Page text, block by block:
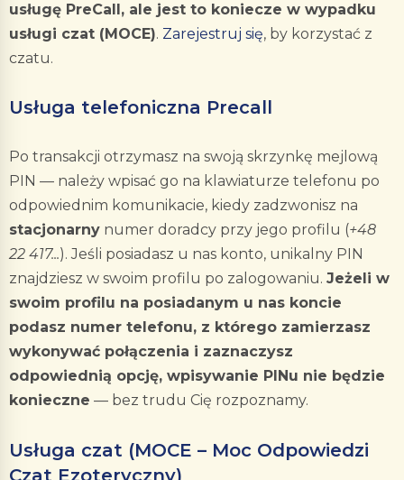
usługę PreCall, ale jest to koniecze w wypadku
usługi czat (MOCE). Zarejestruj się, by korzystać z
czatu.
Usługa telefoniczna Precall
Po transakcji otrzymasz na swoją skrzynkę mejlową
PIN — należy wpisać go na klawiaturze telefonu po
odpowiednim komunikacie, kiedy zadzwonisz na
stacjonarny numer doradcy przy jego profilu (+48
22 417...). Jeśli posiadasz u nas konto, unikalny PIN
znajdziesz w swoim profilu po zalogowaniu. Jeżeli w
swoim profilu na posiadanym u nas koncie
podasz numer telefonu, z którego zamierzasz
wykonywać połączenia i zaznaczysz
odpowiednią opcję, wpisywanie PINu nie będzie
konieczne — bez trudu Cię rozpoznamy.
Usługa czat (MOCE – Moc Odpowiedzi
Czat Ezoteryczny)